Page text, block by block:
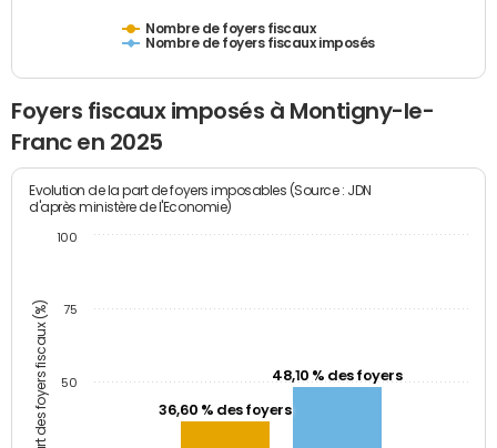
Nombre de foyers fiscaux
Nombre de foyers fiscaux imposés
Foyers fiscaux imposés à Montigny-le-
Franc en 2025
Part des foyers fiscaux (%)
Evolution de la part de foyers imposables (Source : JDN
d'après ministère de l'Economie)
36,60 % des foyers
48,10 % des foyers
50
75
100